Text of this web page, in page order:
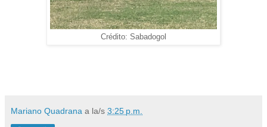
Crédito: Sabadogol
Mariano Quadrana a la/s 3:25 p.m.